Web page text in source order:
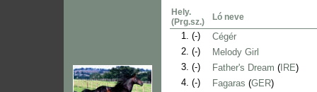
Hely.
(Prg.sz.)
Ló neve
1. (-)
Cégér
2. (-)
Melody Girl
3. (-) Father's Dream ( IRE)
4. (-) Fagaras (GER)